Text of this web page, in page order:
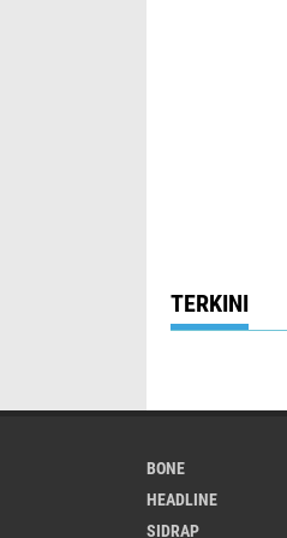
TERKINI
BONE
HEADLINE
SIDRAP